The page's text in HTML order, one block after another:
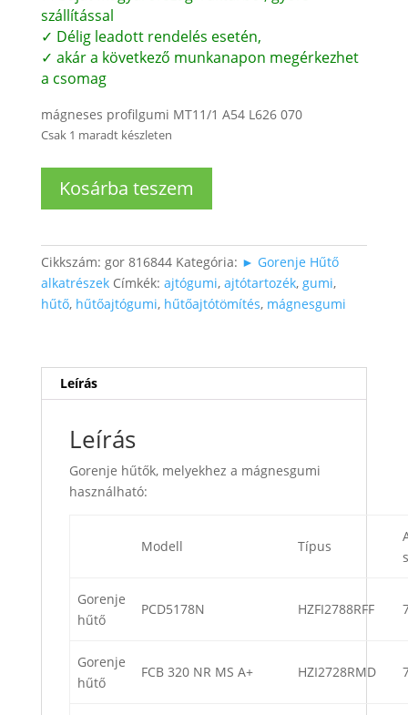
szállítással
✓ Délig leadott rendelés esetén,
✓ akár a következő munkanapon megérkezhet
a csomag
mágneses profilgumi MT11/1 A54 L626 070
Csak 1 maradt készleten
gumi
mennyiség
Kosárba teszem
Cikkszám: gor 816844 Kategória: ► Gorenje Hűtő
alkatrészek Címkék: ajtógumi, ajtótartozék, gumi,
hűtő, hűtőajtógumi, hűtőajtótömítés, mágnesgumi
Leírás
Leírás
Gorenje hűtők, melyekhez a mágnesgumi
használható:
Modell Típus
Gorenje
hűtő
PCD5178N HZFI2788RFF
Gorenje
hűtő
FCB 320 NR MS A+ HZI2728RMD